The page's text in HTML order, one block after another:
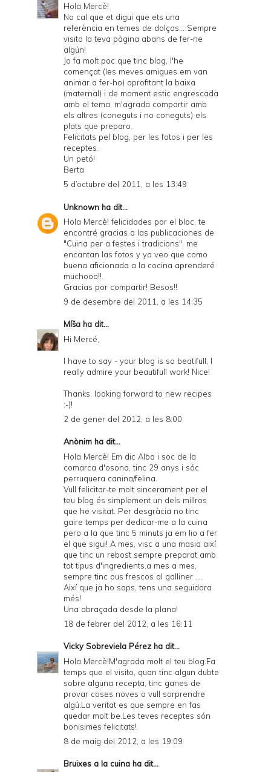
Hola Mercè!
No cal que et digui que ets una
referència en temes de dolços... Sempre
visito la teva pàgina abans de fer-ne
algún!
Jo fa molt poc que tinc blog, l'he
començat (les meves amigues em van
animar a fer-ho) aprofitant la baixa
(maternal) i de moment estic engrescada
amb el tema, m'agrada compartir amb
els altres (coneguts i no coneguts) els
plats que preparo.
Felicitats pel blog, per les fotos i per les
receptes.
Un petó!
Berta
5 d’octubre del 2011, a les 13:49
Unknown ha dit...
Hola Mercè! felicidades por el bloc, te
encontré gracias a las publicaciones de
"Cuina per a festes i tradicions", me
encantan las fotos y ya veo que como
buena aficionada a la cocina aprenderé
muchooo!!.
Gracias por compartir! Besos!!
9 de desembre del 2011, a les 14:35
Míša ha dit...
Hi Mercé,
I have to say - your blog is so beatifull, I
really admire your beautifull work! Nice!
Thanks, looking forward to new recipes
:-)!
2 de gener del 2012, a les 8:00
Anònim ha dit...
Hola Mercè! Em dic Alba i soc de la
comarca d'osona, tinc 29 anys i sóc
perruquera canina/felina.
Vull felicitar-te molt sincerament per el
teu blog és simplement un dels millros
que he visitat. Per desgràcia no tinc
gaire temps per dedicar-me a la cuina
pero a la que tinc 5 minuts ja em lio a fer
el que sigui! A mes, visc a una masia així
que tinc un rebost sempre preparat amb
tot tipus d'ingredients,a mes a mes,
sempre tinc ous frescos al galliner ....
Així que ja ho saps, tens una seguidora
més!
Una abraçada desde la plana!
18 de febrer del 2012, a les 16:11
Vicky Sobreviela Pérezha dit...
Hola Mercè!M'agrada molt el teu blog.Fa
temps que el visito, quan tinc algun dubte
sobre alguna recepta, tinc ganes de
provar coses noves o vull sorprendre
algú.La veritat es que sempre en fas
quedar molt be.Les teves receptes són
bonisimes felicitats!
8 de maig del 2012, a les 19:09
Bruixes a la cuina ha dit...